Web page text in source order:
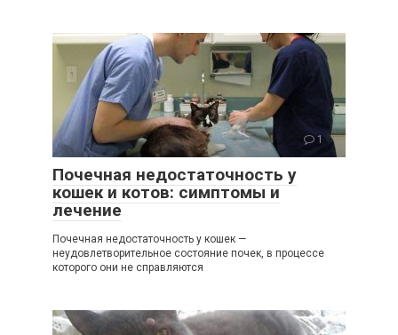
1
Почечная недостаточность у
кошек и котов: симптомы и
лечение
Почечная недостаточность у кошек —
неудовлетворительное состояние почек, в процессе
которого они не справляются